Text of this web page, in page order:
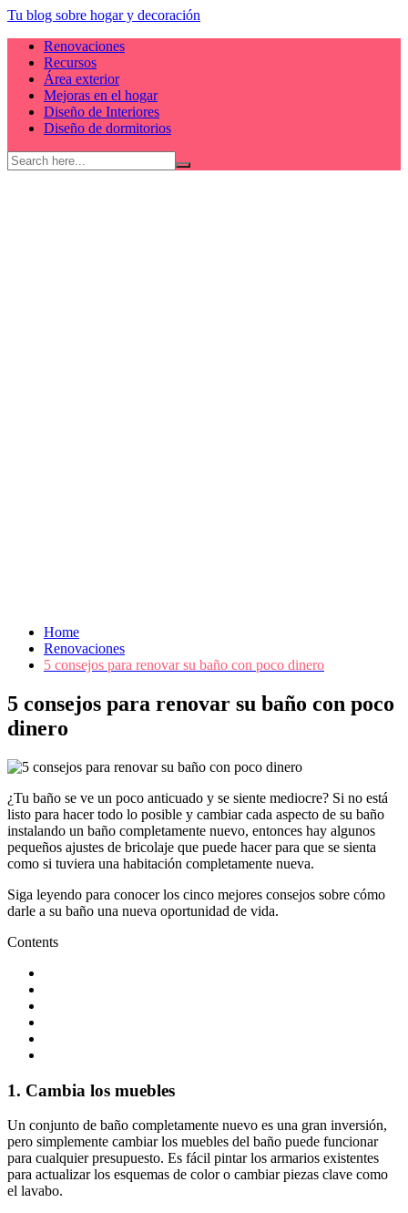
Skip
content
Tu blog sobre hogar y decoración
Renovaciones
Recursos
Área exterior
Mejoras en el hogar
Diseño de Interiores
Diseño de dormitorios
Home
Renovaciones
5 consejos para renovar su baño con poco dinero
5 consejos para renovar su baño con poco
dinero
¿Tu baño se ve un poco anticuado y se siente mediocre? Si no está
listo para hacer todo lo posible y cambiar cada aspecto de su baño
instalando un baño completamente nuevo, entonces hay algunos
pequeños ajustes de bricolaje que puede hacer para que se sienta
como si tuviera una habitación completamente nueva.
Siga leyendo para conocer los cinco mejores consejos sobre cómo
darle a su baño una nueva oportunidad de vida.
Contents
1. Cambia los muebles
Un conjunto de baño completamente nuevo es una gran inversión,
pero simplemente cambiar los muebles del baño puede funcionar
para cualquier presupuesto. Es fácil pintar los armarios existentes
para actualizar los esquemas de color o cambiar piezas clave como
el lavabo.